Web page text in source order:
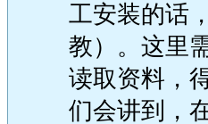
工安装的话
教）。这里
读取资料，
们会讲到，